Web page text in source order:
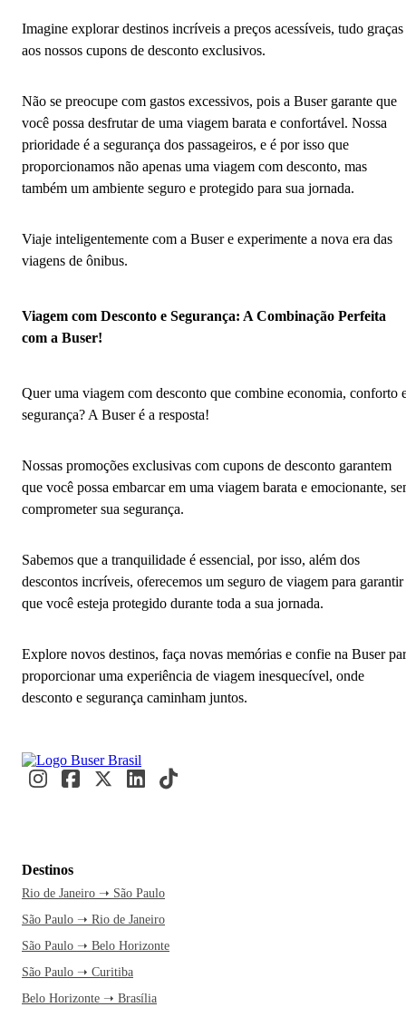
Imagine explorar destinos incríveis a preços acessíveis, tudo graças
aos nossos cupons de desconto exclusivos.
Não se preocupe com gastos excessivos, pois a Buser garante que
você possa desfrutar de uma viagem barata e confortável. Nossa
prioridade é a segurança dos passageiros, e é por isso que
proporcionamos não apenas uma viagem com desconto, mas
também um ambiente seguro e protegido para sua jornada.
Viaje inteligentemente com a Buser e experimente a nova era das
viagens de ônibus.
Viagem com Desconto e Segurança: A Combinação Perfeita
com a Buser!
Quer uma viagem com desconto que combine economia, conforto
segurança? A Buser é a resposta!
Nossas promoções exclusivas com cupons de desconto garantem
que você possa embarcar em uma viagem barata e emocionante,
comprometer sua segurança.
Sabemos que a tranquilidade é essencial, por isso, além dos
descontos incríveis, oferecemos um seguro de viagem para garantir
que você esteja protegido durante toda a sua jornada.
Explore novos destinos, faça novas memórias e confie na Buser
proporcionar uma experiência de viagem inesquecível, onde
desconto e segurança caminham juntos.
Destinos
Rio de Janeiro ➝ São Paulo
São Paulo ➝ Rio de Janeiro
São Paulo ➝ Belo Horizonte
São Paulo ➝ Curitiba
Belo Horizonte ➝ Brasília